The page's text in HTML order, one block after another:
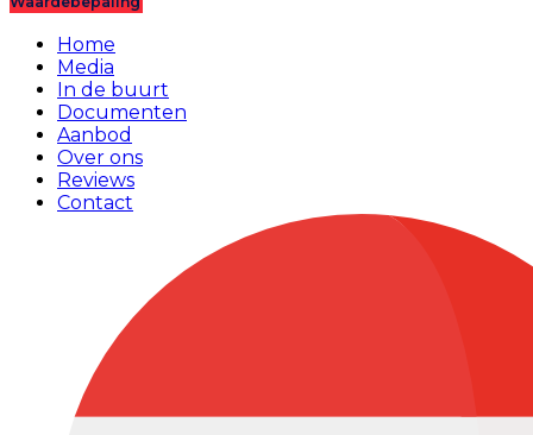
Home
Media
In de buurt
Documenten
Aanbod
Over ons
Reviews
Contact